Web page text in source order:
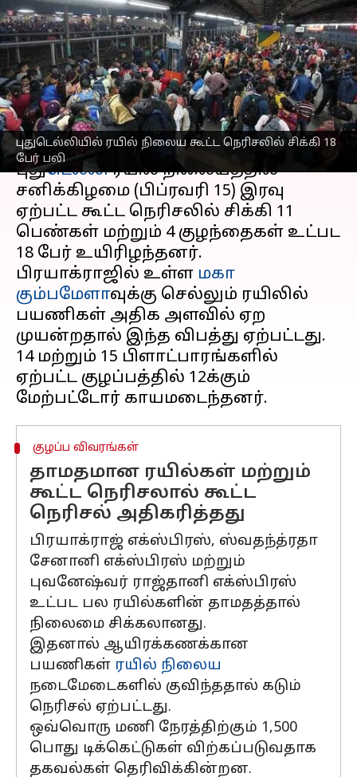
புதுடெல்லியில் ரயில் நிலைய கூட்ட நெரிசலில் சிக்கி 18
பேர் பலி
நிலைய கூட்ட நெரிசலில்
சிக்கி 18 பேர் பலி;
காரணம் என்ன?
எழுதியவர் Sekar Chinnappan Feb 16, 2025 08:52 am
செய்தி முன்னோட்டம்
புதுடெல்லிரயில் நிலையத்தில்
சனிக்கிழமை (பிப்ரவரி 15) இரவு
ஏற்பட்ட கூட்ட நெரிசலில் சிக்கி 11
பெண்கள் மற்றும் 4 குழந்தைகள் உட்பட
18 பேர் உயிரிழந்தனர்.
பிரயாக்ராஜில் உள்ள மகா
கும்பமேளாவுக்கு செல்லும் ரயிலில்
பயணிகள் அதிக அளவில் ஏற
முயன்றதால் இந்த விபத்து ஏற்பட்டது.
14 மற்றும் 15 பிளாட்பாரங்களில்
ஏற்பட்ட குழப்பத்தில் 12க்கும்
குழப்ப விவரங்கள்
தாமதமான ரயில்கள் மற்றும்
கூட்ட நெரிசலால் கூட்ட
நெரிசல் அதிகரித்தது
பிரயாக்ராஜ் எக்ஸ்பிரஸ், ஸ்வதந்த்ரதா
சேனானி எக்ஸ்பிரஸ் மற்றும்
புவனேஷ்வர் ராஜ்தானி எக்ஸ்பிரஸ்
உட்பட பல ரயில்களின் தாமதத்தால்
நிலைமை சிக்கலானது.
இதனால் ஆயிரக்கணக்கான
பயணிகள் ரயில் நிலைய
நடைமேடைகளில் குவிந்ததால் கடும்
நெரிசல் ஏற்பட்டது.
ஒவ்வொரு மணி நேரத்திற்கும் 1,500
பொது டிக்கெட்டுகள் விற்கப்படுவதாக
தகவல்கள் தெரிவிக்கின்றன.